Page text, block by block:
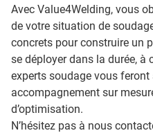
Avec Value4Welding, vous
de votre situation de
concrets pour construire un
se déployer dans la durée, à
experts soudage vous feront
accompagnement sur
d’optimisation.
N’hésitez pas à nous